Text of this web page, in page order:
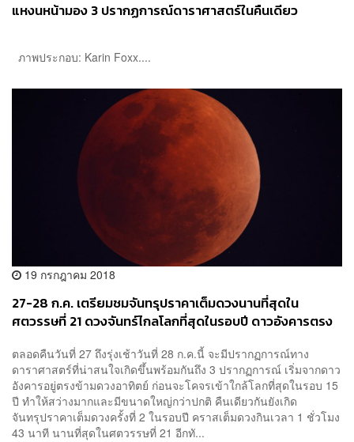
แหงนหน้ามอง 3 ปรากฏการณ์ดาราศาสตร์ในคืนเดียว
ภาพประกอบ: Karin Foxx....
19 กรกฎาคม 2018
27-28 ก.ค. เตรียมชมจันทรุปราคาเต็มดวงนานที่สุดใน
ศตวรรษที่ 21 ดวงจันทร์ไกลโลกที่สุดในรอบปี ดาวอังคารตรง
ตลอดคืนวันที่ 27 ถึงรุ่งเช้าวันที่ 28 ก.ค.นี้ จะมีปรากฏการณ์ทาง
ดาราศาสตร์ที่น่าสนใจเกิดขึ้นพร้อมกันถึง 3 ปรากฏการณ์ เริ่มจากดาว
อังคารอยู่ตรงข้ามดวงอาทิตย์ ก่อนจะโคจรเข้าใกล้โลกที่สุดในรอบ 15
ปี ทำให้สว่างมากและมีขนาดใหญ่กว่าปกติ คืนเดียวกันยังเกิด
จันทรุปราคาเต็มดวงครั้งที่ 2 ในรอบปี คราสเต็มดวงกินเวลา 1 ชั่วโมง
43 นาที นานที่สุดในศตวรรษที่ 21 อีกทั...